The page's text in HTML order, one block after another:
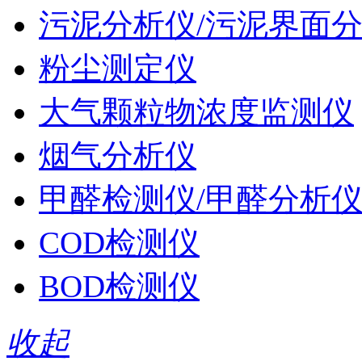
污泥分析仪/污泥界面
粉尘测定仪
大气颗粒物浓度监测仪
烟气分析仪
甲醛检测仪/甲醛分析仪
COD检测仪
BOD检测仪
收起